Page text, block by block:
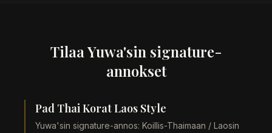
Tilaa Yuwa'sin signature-
annokset
Pad Thai Korat Laos Style
Yuwa'sin signature-annos: Koillis-Thaimaan / Laosin